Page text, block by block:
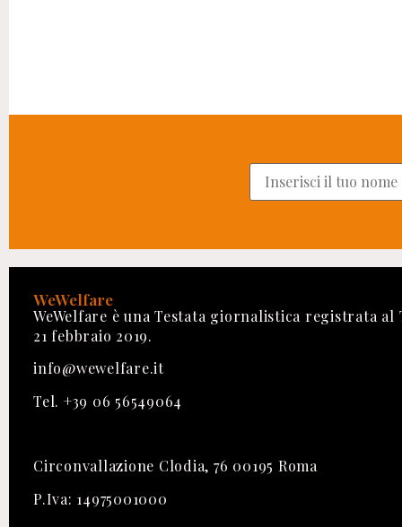
WeWelfare
WeWelfare è una Testata giornalistica registrata al
21 febbraio 2019.
info@wewelfare.it
Tel. +39 06 56549064
Circonvallazione Clodia, 76 00195 Roma
P.Iva: 14975001000